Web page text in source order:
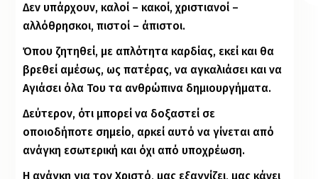
Δεν υπάρχουν, καλοί – κακοί, χριστιανοί –
αλλόθρησκοι, πιστοί – άπιστοι.
Όπου ζητηθεί, με απλότητα καρδίας, εκεί και θα
βρεθεί αμέσως, ως πατέρας, να αγκαλιάσει και να
Αγιάσει όλα Του τα ανθρώπινα δημιουργήματα.
Δεύτερον, ότι μπορεί να δοξαστεί σε
οποιοδήποτε σημείο, αρκεί αυτό να γίνεται από
ανάγκη εσωτερική και όχι από υποχρέωση.
Η ανάγκη για τον Χριστό, μας εξαγνίζει, μας κάνει